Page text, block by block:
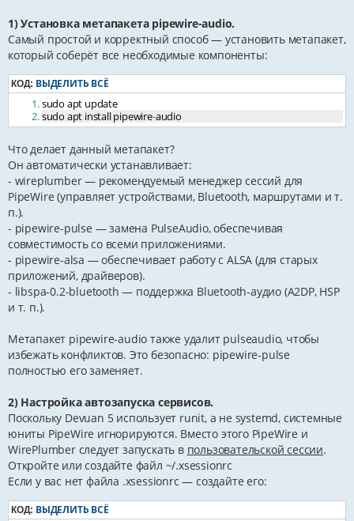
1) Установка метапакета pipewire-audio.
Самый простой и корректный способ — установить метапакет,
который соберёт все необходимые компоненты:
КОД: ВЫДЕЛИТЬ ВСЁ
sudo apt update
sudo apt install pipewire-audio
Что делает данный метапакет?
Он автоматически устанавливает:
- wireplumber — рекомендуемый менеджер сессий для
PipeWire (управляет устройствами, Bluetooth, маршрутами и т.
п.).
- pipewire-pulse — замена PulseAudio, обеспечивая
совместимость со всеми приложениями.
- pipewire-alsa — обеспечивает работу с ALSA (для старых
приложений, драйверов).
- libspa-0.2-bluetooth — поддержка Bluetooth-аудио (A2DP, HSP
и т. п.).
Метапакет pipewire-audio также удалит pulseaudio, чтобы
избежать конфликтов. Это безопасно: pipewire-pulse
полностью его заменяет.
2) Настройка автозапуска сервисов.
Поскольку Devuan 5 использует runit, а не systemd, системные
юниты PipeWire игнорируются. Вместо этого PipeWire и
WirePlumber следует запускать в пользовательской сессии.
Откройте или создайте файл ~/.xsessionrc
Если у вас нет файла .xsessionrc — создайте его:
КОД: ВЫДЕЛИТЬ ВСЁ